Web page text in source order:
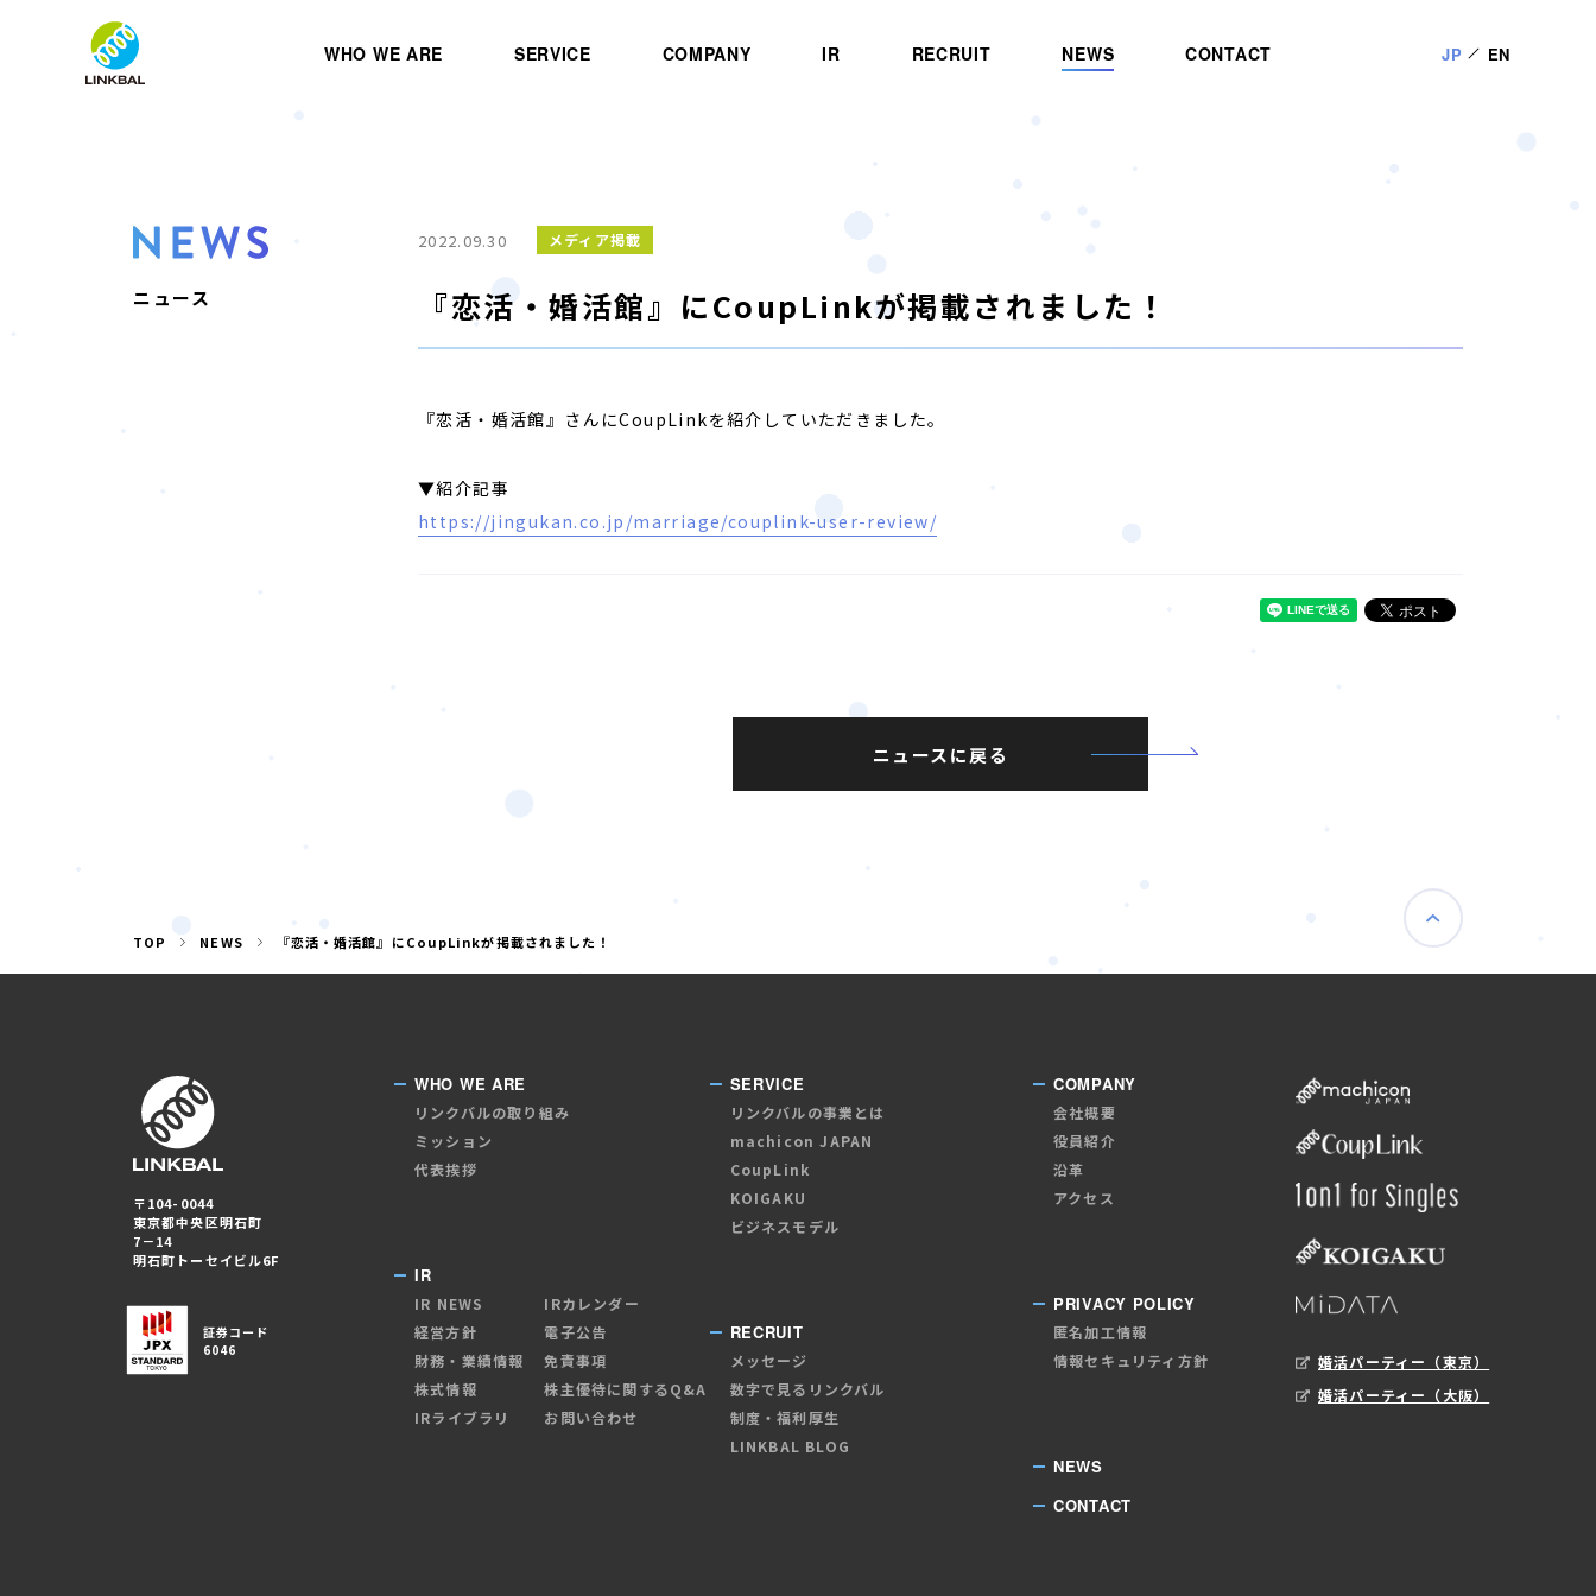
WHO WE ARE SERVICE COMPANY IR RECRUIT NEWS CONTACT JP EN
ニュース
2022.09.30 メディア掲載
『恋活・婚活館』にCoupLinkが掲載されました！
『恋活・婚活館』さんにCoupLinkを紹介していただきました。
▼紹介記事
https://jingukan.co.jp/marriage/couplink-user-review/
ニュースに戻る
TOP NEWS 『恋活・婚活館』にCoupLinkが掲載されました！
〒104-0044
東京都中央区明石町
7－14
明石町トーセイビル6F
証券コード
6046
WHO WE ARE
リンクバルの取り組み
ミッション
代表挨拶
IR
IR NEWS
経営方針
財務・業績情報
株式情報
IRライブラリ
IRカレンダー
電子公告
免責事項
株主優待に関するQ&A
お問い合わせ
SERVICE
リンクバルの事業とは
machicon JAPAN
CoupLink
KOIGAKU
ビジネスモデル
RECRUIT
メッセージ
数字で見るリンクバル
制度・福利厚生
LINKBAL BLOG
COMPANY
会社概要
役員紹介
沿革
アクセス
PRIVACY POLICY
匿名加工情報
情報セキュリティ方針
NEWS
CONTACT
婚活パーティー（東京）
婚活パーティー（大阪）